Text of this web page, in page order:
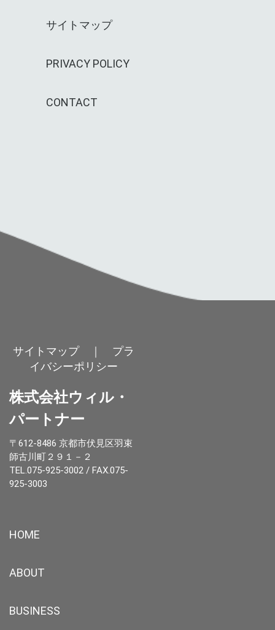
サイトマップ
PRIVACY POLICY
CONTACT
サイトマップ｜ プラ
イバシーポリシー
株式会社ウィル・
パートナー
〒612-8486 京都市伏見区羽束
師古川町２９１－２
TEL.075-925-3002 / FAX.075-
925-3003
HOME
ABOUT
BUSINESS